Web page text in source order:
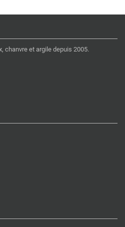
chanvre et argile depuis 2005.